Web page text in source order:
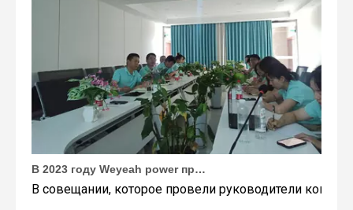
В совещании, которое провели руководители